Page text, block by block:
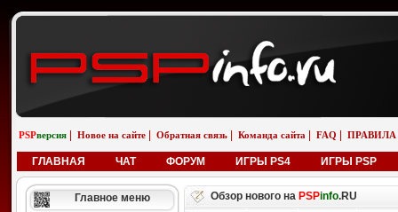
PSPверсия Новое на сайте Обратная связь Команда сайта FAQ ПРАВИЛА
ГЛАВНАЯ ЧАТ ФОРУМ ИГРЫ PS4 ИГРЫ PSP
Главное меню Обзор нового на PSPinfo.RU